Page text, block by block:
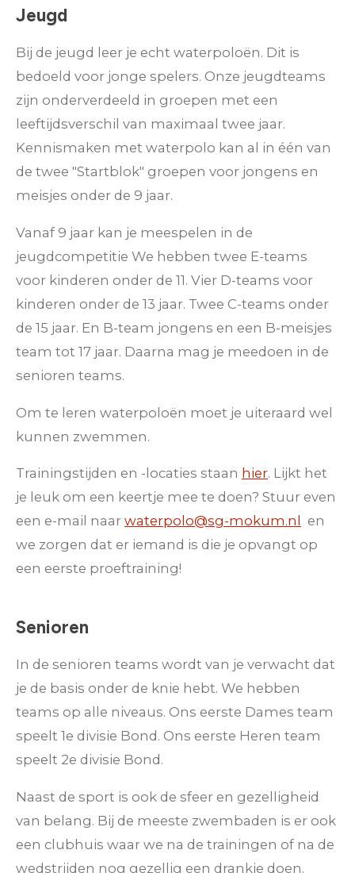
Jeugd
Bij de jeugd leer je echt waterpoloën. Dit is
bedoeld voor jonge spelers. Onze jeugdteams
zijn onderverdeeld in groepen met een
leeftijdsverschil van maximaal twee jaar.
Kennismaken met waterpolo kan al in één van
de twee "Startblok" groepen voor jongens en
meisjes onder de 9 jaar.
Vanaf 9 jaar kan je meespelen in de
jeugdcompetitie We hebben twee E-teams
voor kinderen onder de 11. Vier D-teams voor
kinderen onder de 13 jaar. Twee C-teams onder
de 15 jaar. En B-team jongens en een B-meisjes
team tot 17 jaar. Daarna mag je meedoen in de
senioren teams.
Om te leren waterpoloën moet je uiteraard wel
kunnen zwemmen.
Trainingstijden en -locaties staan hier. Lijkt het
je leuk om een keertje mee te doen? Stuur even
een e-mail naar waterpolo@sg-mokum.nl
en
we zorgen dat er iemand is die je opvangt op
een eerste proeftraining!
Senioren
In de senioren teams wordt van je verwacht dat
je de basis onder de knie hebt. We hebben
teams op alle niveaus. Ons eerste Dames team
speelt 1e divisie Bond. Ons eerste Heren team
speelt 2e divisie Bond.
Naast de sport is ook de sfeer en gezelligheid
van belang. Bij de meeste zwembaden is er ook
een clubhuis waar we na de trainingen of na de
wedstrijden nog gezellig een drankje doen.